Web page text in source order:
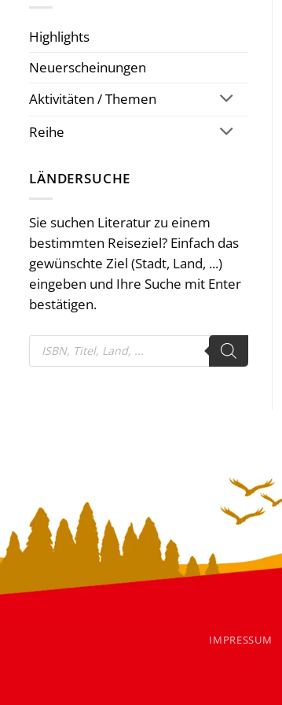
Highlights
Neuerscheinungen
Aktivitäten / Themen
Reihe
LÄNDERSUCHE
Sie suchen Literatur zu einem
bestimmten Reiseziel? Einfach das
gewünschte Ziel (Stadt, Land, ...)
eingeben und Ihre Suche mit Enter
bestätigen.
Products
search
IMPRESSUM